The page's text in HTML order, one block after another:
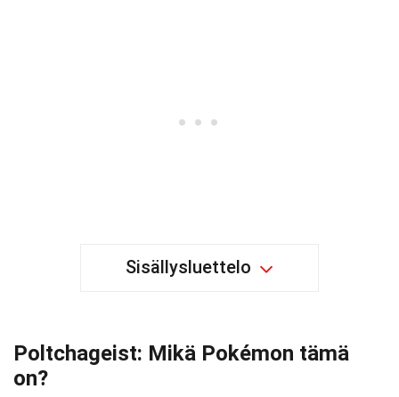
Sisällysluettelo
Poltchageist: Mikä Pokémon tämä
on?